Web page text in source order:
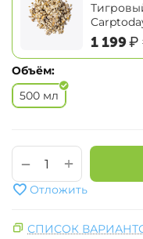
‍1 199‍₽
Объём:
500 мл
+
−
Отложить
СПИСОК